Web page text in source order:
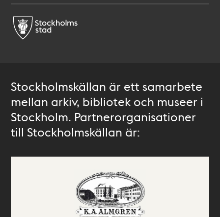
Stockholmskällan är ett samarbete
mellan arkiv, bibliotek och museer i
Stockholm. Partnerorganisationer
till Stockholmskällan är: